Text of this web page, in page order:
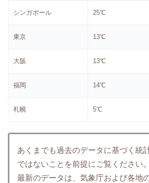
シンガポール 25℃
東京 13℃
大阪 13℃
福岡 14℃
札幌 5℃
あくまでも過去のデータに基づく統
ではないことを前提にご覧ください。
最新のデータは、気象庁および各地